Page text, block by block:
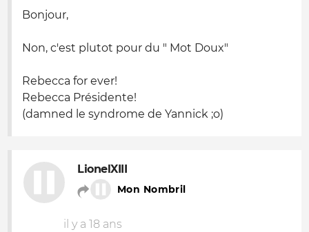
Bonjour,
Non, c'est plutot pour du " Mot Doux"
Rebecca for ever!
Rebecca Présidente!
(damned le syndrome de Yannick ;o)
LionelXIII
Mon Nombril
il y a 18 ans